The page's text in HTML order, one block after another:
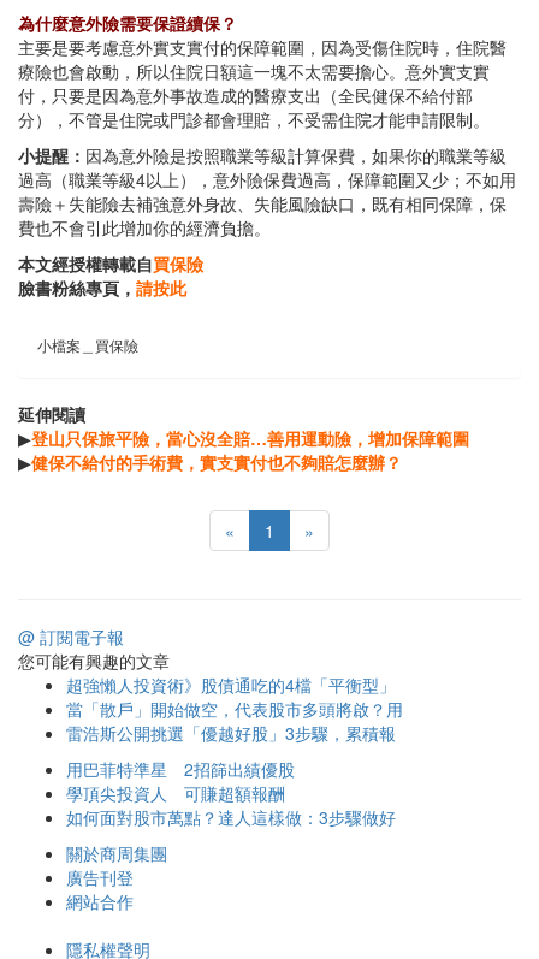
為什麼意外險需要保證續保？
主要是要考慮意外實支實付的保障範圍，因為受傷住院時，住院醫
療險也會啟動，所以住院日額這一塊不太需要擔心。意外實支實
付，只要是因為意外事故造成的醫療支出（全民健保不給付部
分），不管是住院或門診都會理賠，不受需住院才能申請限制。
小提醒： 因為意外險是按照職業等級計算保費，如果你的職業等級
過高（職業等級4以上），意外險保費過高，保障範圍又少；不如用
壽險＋失能險去補強意外身故、失能風險缺口，既有相同保障，保
費也不會引此增加你的經濟負擔。
本文經授權轉載自買保險
臉書粉絲專頁， 請按此
小檔案＿買保險
延伸閱讀
▶登山只保旅平險，當心沒全賠…善用運動險，增加保障範圍
▶健保不給付的手術費，實支實付也不夠賠怎麼辦？
« 1 »
@ 訂閱電子報
您可能有興趣的文章
超強懶人投資術》股債通吃的4檔「平衡型」
當「散戶」開始做空，代表股市多頭將啟？用
雷浩斯公開挑選「優越好股」3步驟，累積報
用巴菲特準星 2招篩出績優股
學頂尖投資人 可賺超額報酬
如何面對股市萬點？達人這樣做：3步驟做好
關於商周集團
廣告刊登
網站合作
隱私權聲明